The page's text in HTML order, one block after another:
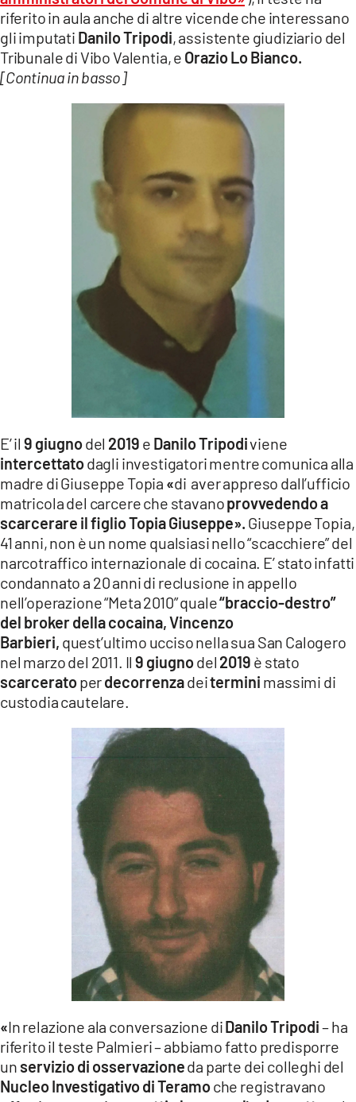
riferito in aula anche di altre vicende che interessano
gli imputati Danilo Tripodi, assistente giudiziario del
Tribunale di Vibo Valentia, e Orazio Lo Bianco.
[Continua in basso]
E’ il 9 giugnodel 2019 e Danilo Tripodiviene
intercettatodagli investigatori mentre comunica alla
madre di Giuseppe Topia «di aver appreso dall’ufficio
matricola del carcere che stavanoprovvedendo a
scarcerare il figlio Topia Giuseppe». Giuseppe Topia,
41 anni, non è un nome qualsiasi nello “scacchiere” del
narcotraffico internazionale di cocaina. E’ stato infatti
condannato a 20 anni di reclusione in appello
nell’operazione “Meta 2010” quale“braccio-destro”
del broker della cocaina, Vincenzo
Barbieri, quest’ultimo ucciso nella sua San Calogero
nel marzo del 2011. Il9 giugnodel 2019 è stato
scarceratoperdecorrenzadeitermini massimi di
custodia cautelare.
«In relazione ala conversazione diDanilo Tripodi– ha
riferito il teste Palmieri – abbiamo fatto predisporre
un servizio di osservazioneda parte dei colleghi del
Nucleo Investigativo di Teramoche registravano